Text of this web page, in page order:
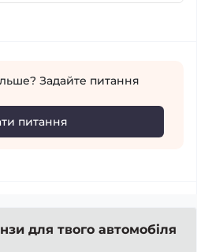
Задайте питання
питання
для твого автомобіля